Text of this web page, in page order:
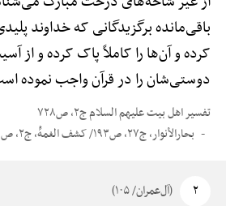
باقی‌مانده برگزیدگانی که خداوند
کرده و آن‌ها را کاملاً پاک کرده و از
دوستی‌شان را در قرآن واجب نموده
تفسیر اهل بیت علیهم السلام ج۲، ص۷۲۸
بحارالأنوار، ج۲۷، ص۱۹۳/ کشف الغمهًْ، ج۲، ص۹۹
۲ (آل‌عمران/ ۱۰۵)